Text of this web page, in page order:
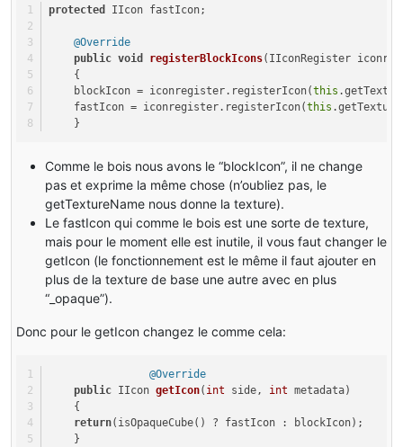
protected IIcon fastIcon;
@Override
public void registerBlockIcons(IIconRegister
    {
    blockIcon = iconregister.registerIcon(
this
    fastIcon = iconregister.registerIcon(
this
    }
Comme le bois nous avons le “blockIcon”, il ne change
pas et exprime la même chose (n’oubliez pas, le
getTextureName nous donne la texture).
Le fastIcon qui comme le bois est une sorte de texture,
mais pour le moment elle est inutile, il vous faut changer le
getIcon (le fonctionnement est le même il faut ajouter en
plus de la texture de base une autre avec en plus
“_opaque”).
Donc pour le getIcon changez le comme cela:
@Override
public IIcon getIcon( int side, int metadata)
    {
return(isOpaqueCube() ? fastIcon : blockIcon);
    }